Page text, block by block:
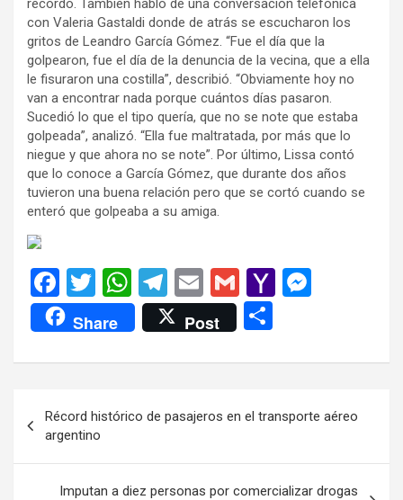
recordó. También habló de una conversación telefónica
con Valeria Gastaldi donde de atrás se escucharon los
gritos de Leandro García Gómez. “Fue el día que la
golpearon, fue el día de la denuncia de la vecina, que a ella
le fisuraron una costilla”, describió. “Obviamente hoy no
van a encontrar nada porque cuántos días pasaron.
Sucedió lo que el tipo quería, que no se note que estaba
golpeada”, analizó. “Ella fue maltratada, por más que lo
niegue y que ahora no se note”. Por último, Lissa contó
que lo conoce a García Gómez, que durante dos años
tuvieron una buena relación pero que se cortó cuando se
enteró que golpeaba a su amiga.
F
a
ce
b
o
k
T
wi
tt
er
W
h
at
s
p
p
T
el
e
gr
m
E
m
ail
G
m
ail
Y
o
M
ail
n
er
Share Post
m
ar
tir
de
entradas
Récord histórico de pasajeros en el transporte aéreo
argentino
Imputan a diez personas por comercializar drogas